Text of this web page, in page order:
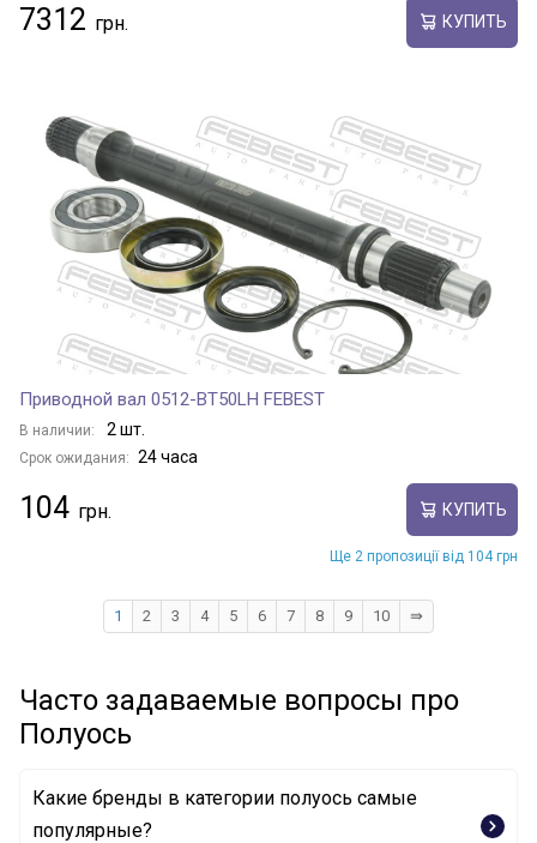
7312 КУПИТЬ
Приводной вал 0512-BT50LH FEBEST
В наличии: 2 шт.
Срок ожидания: 24 часа
104 КУПИТЬ
Ще 2 пропозиції від 104 грн
1 2 3 4 5 6 7 8 9 10 ⇛
Часто задаваемые вопросы про
Полуось
Какие бренды в категории полуось самые
популярные?